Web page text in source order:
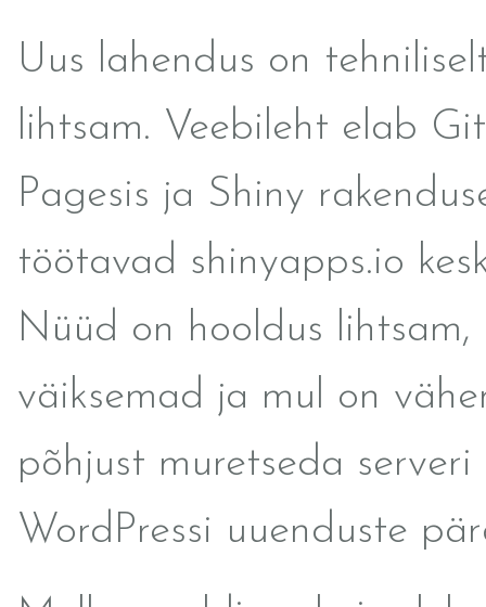
Uus lahendus on
lihtsam. Veebileht elab
Pagesis ja Shiny
töötavad shinyapps.io
Nüüd on hooldus lihtsam,
väiksemad ja mul on
põhjust muretseda serveri
WordPressi uuenduste